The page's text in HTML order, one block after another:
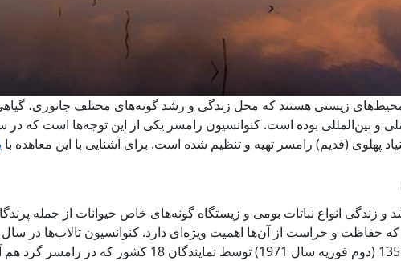
زیستی هستند که محل زندگی و رشد گونه‌های مختلف جانوری،
پهلوی (قدیم) رامسر تهیه و تنظیم شده است. برای آشنایی با این معاهده با
و زندگی انواع نباتات بومی و زیستگاه گونه‌های خاص حیوانات از جمله
سیزدهم بهمن ماه سال 1351 (دوم فوریه سال